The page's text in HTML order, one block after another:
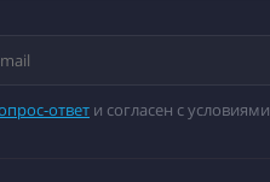
ответ и согласен с условиями